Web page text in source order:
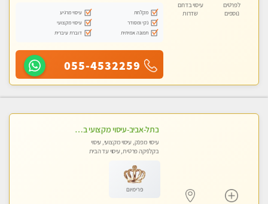
לפרטים
נוספים
עיסוי בדרום
שדרות
מקלחת
עיסוי מרגיע
נקי ומסודר
עיסוי מקצועי
תמונה אמיתית
דוברת עיברית
055-4532259
בתל-אביב-עיסוי מקצועי ברמה אחת מעל הכולל אבנים חמות רקמות עמוק בשילוב של כל סוגי העיסוי.
עיסוי מפנק, עיסוי מקצועי, עיסוי
בקלניקה פרטית, עיסוי עד הבית
פרימיום